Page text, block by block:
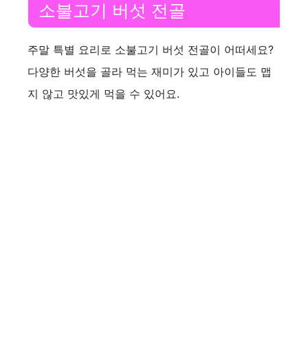
소불고기 버섯 전골
주말 특별 요리로 소불고기 버섯 전골이 어떠세요?
다양한 버섯을 골라 먹는 재미가 있고 아이들도 맵
지 않고 맛있게 먹을 수 있어요.